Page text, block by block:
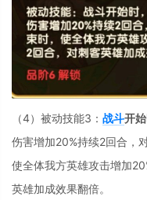
（4）被动技能3： 战斗开始
伤害增加20%持续2回合，
使全体我方英雄攻击增加
英雄加成效果翻倍。